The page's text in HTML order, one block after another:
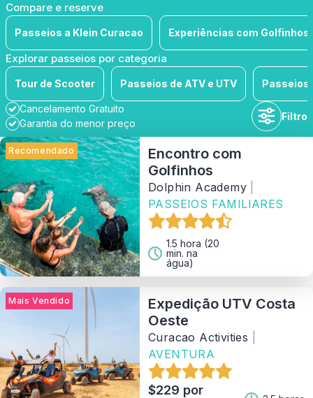
Compare e reserve
Passeios a Klein Curacao Experiências com Golfinhos
Explorar passeios por categoria
Tour de Scooter Passeios de ATV e UTV Passeios
Cancelamento Gratuito
Garantia do menor preço
Filtro
Duração
Disponibilidade
Gama de preços
Tipo
Recomendado
Encontro com
Golfinhos
Dolphin Academy
PASSEIOS FAMILIARES
1.5 hora (20
min. na
água)
Mais Vendido
Expedição UTV Costa
Oeste
Curacao Activities
AVENTURA
$229 por